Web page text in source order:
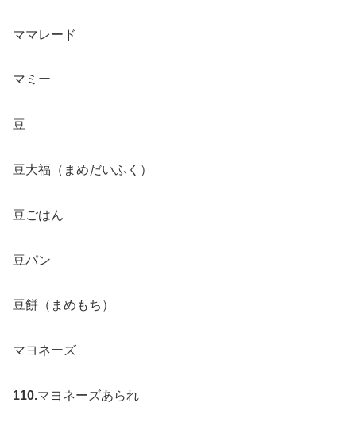
ママレード
マミー
豆
豆大福（まめだいふく）
豆ごはん
豆パン
豆餅（まめもち）
マヨネーズ
110.マヨネーズあられ